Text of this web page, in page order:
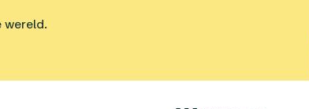
wereld.